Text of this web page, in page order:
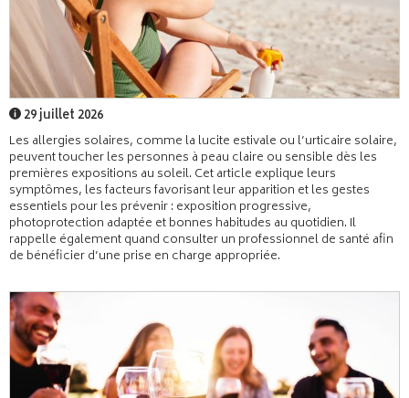
29 juillet 2026
Les allergies solaires, comme la lucite estivale ou l’urticaire solaire,
peuvent toucher les personnes à peau claire ou sensible dès les
premières expositions au soleil. Cet article explique leurs
symptômes, les facteurs favorisant leur apparition et les gestes
essentiels pour les prévenir : exposition progressive,
photoprotection adaptée et bonnes habitudes au quotidien. Il
rappelle également quand consulter un professionnel de santé afin
de bénéficier d’une prise en charge appropriée.